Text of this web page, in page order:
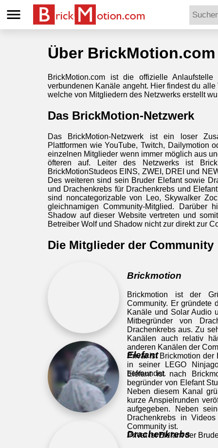
menu
Über BrickMotion.com
BrickMotion.com ist die offizielle
verbundenen Kanäle angeht. Hier findest du
welche von Mitgliedern des Netzwerks erstellt
Das BrickMotion-Netzwerk
Das BrickMotion-Netzwerk ist ein loser
Plattformen wie YouTube, Twitch, Dailymotion
einzelnen Mitglieder wenn immer möglich aus
öfteren auf. Leiter des Netzwerks ist
BrickMotionStudeos EINS, ZWEI, DREI und
Des weiteren sind sein Bruder Elefant sowie
und Drachenkrebs für Drachenkrebs und
sind noncategorizable von Leo, Skywalker
gleichnamigen Community-Mitglied.
Shadow auf dieser Website vertreten und
Betreiber Wolf und Shadow nicht zur direkt zur
Die Mitglieder der Community
Brickmotion
Brickmotion ist der
Community. Er gründete
Kanäle und Solar Audio
Mitbegründer von
Drachenkrebs aus. Zu
Kanälen auch relativ
anderen Kanälen der
Privat ist Brickmotion
in seiner LEGO
befreundet.
Elefant
Elefant ist nach
begründer von Elefant
Neben diesem Kanal
kurze Anspielrunden
aufgegeben. Neben
Drachenkrebs in
Community ist.
Privat ist Elefant der
Drachenkrebs